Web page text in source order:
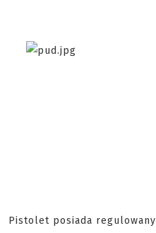
Pistolet posiada regulowany